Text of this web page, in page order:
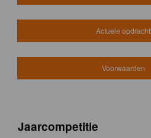
Actuele opdracht
Voorwaarden
Jaarcompetitie